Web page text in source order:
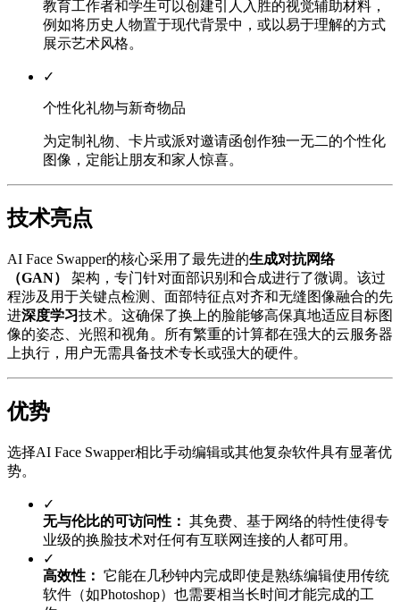
教育工作者和学生可以创建引人入胜的视觉辅助材料，
例如将历史人物置于现代背景中，或以易于理解的方式
展示艺术风格。
✓
个性化礼物与新奇物品
为定制礼物、卡片或派对邀请函创作独一无二的个性化
图像，定能让朋友和家人惊喜。
技术亮点
AI Face Swapper的核心采用了最先进的生成对抗网络
（GAN）
架构，专门针对面部识别和合成进行了微调。该过
程涉及用于关键点检测、面部特征点对齐和无缝图像融合的先
进深度学习技术。这确保了换上的脸能够高保真地适应目标图
像的姿态、光照和视角。所有繁重的计算都在强大的云服务器
上执行，用户无需具备技术专长或强大的硬件。
优势
选择AI Face Swapper相比手动编辑或其他复杂软件具有显著优
势。
✓
无与伦比的可访问性： 其免费、基于网络的特性使得专
业级的换脸技术对任何有互联网连接的人都可用。
✓
高效性： 它能在几秒钟内完成即使是熟练编辑使用传统
软件（如Photoshop）也需要相当长时间才能完成的工